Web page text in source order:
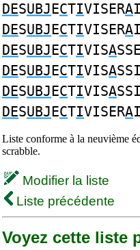
DESUBJECTIVISERA
DESUBJECTIVISERA
DESUBJECTIVISA
DESUBJECTIVISA
DESUBJECTIVISA
DESUBJECTIVISERA
Liste conforme à la neuvième
scrabble.
Modifier la liste
Liste précédente
Voyez cette liste